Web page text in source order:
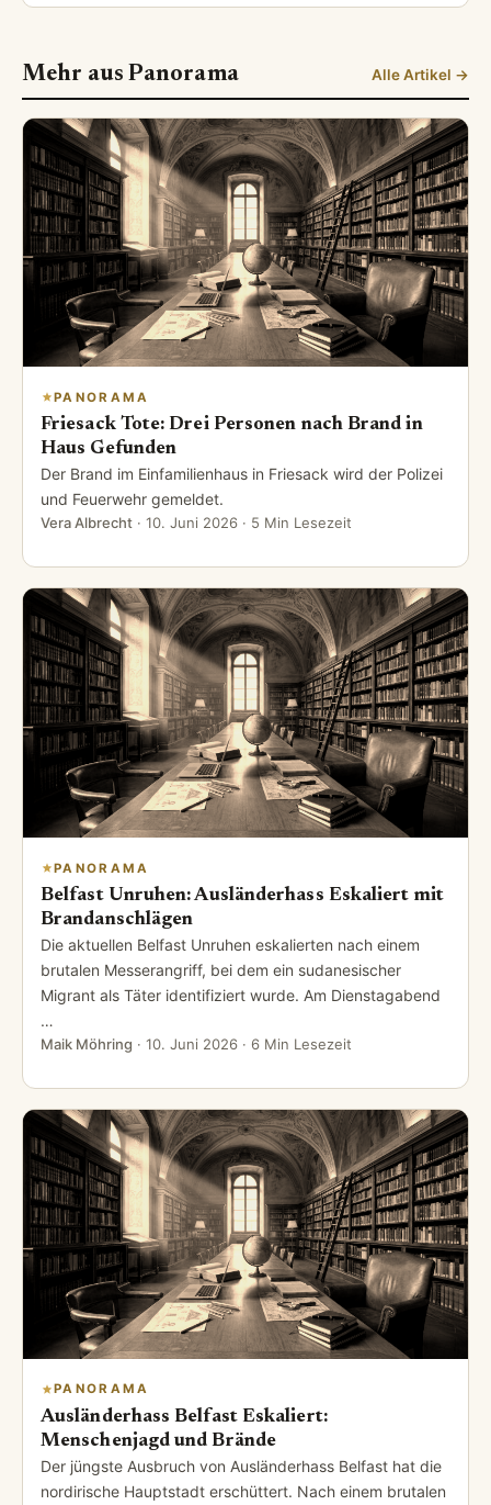
Mehr aus Panorama Alle Artikel →
PANORAMA
Friesack Tote: Drei Personen nach Brand in
Haus Gefunden
Der Brand im Einfamilienhaus in Friesack wird der Polizei
und Feuerwehr gemeldet.
Vera Albrecht · 10. Juni 2026 · 5 Min Lesezeit
PANORAMA
Belfast Unruhen: Ausländerhass Eskaliert mit
Brandanschlägen
Die aktuellen Belfast Unruhen eskalierten nach einem
brutalen Messerangriff, bei dem ein sudanesischer
Migrant als Täter identifiziert wurde. Am Dienstagabend
…
Maik Möhring · 10. Juni 2026 · 6 Min Lesezeit
PANORAMA
Ausländerhass Belfast Eskaliert:
Menschenjagd und Brände
Der jüngste Ausbruch von Ausländerhass Belfast hat die
nordirische Hauptstadt erschüttert. Nach einem brutalen